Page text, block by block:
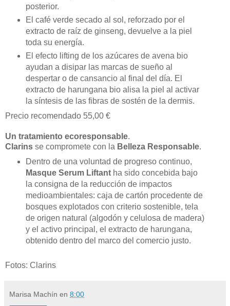
posterior.
El café verde secado al sol, reforzado por el
extracto de raíz de ginseng, devuelve a la piel
toda su energía.
El efecto lifting de los azúcares de avena bio
ayudan a disipar las marcas de sueño al
despertar o de cansancio al final del día. El
extracto de harungana bio alisa la piel al activar
la síntesis de las fibras de sostén de la dermis.
Precio recomendado 55,00 €
Un tratamiento ecoresponsable.
Clarins se compromete con la Belleza Responsable.
Dentro de una voluntad de progreso continuo,
Masque Serum Liftantha sido concebida bajo
la consigna de la reducción de impactos
medioambientales: caja de cartón procedente de
bosques explotados con criterio sostenible, tela
de origen natural (algodón y celulosa de madera)
y el activo principal, el extracto de harungana,
obtenido dentro del marco del comercio justo.
Fotos: Clarins
Marisa Machín en 8:00